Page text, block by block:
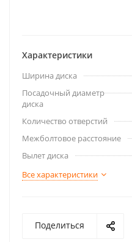
Характеристики
Ширина диска
Посадочный диаметр
диска
Количество отверстий
Межболтовое расстояние
Вылет диска
Все характеристики
Поделиться